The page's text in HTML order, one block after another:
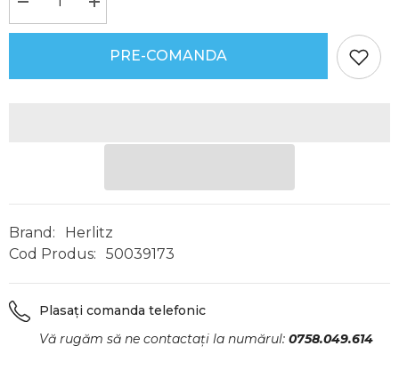
Reduceți
cantitatea
pentru
Creșteți
cantitatea
pentru
Necessaire
Herlitz
PRE-COMANDA
Brand:
Herlitz
Cod Produs:
50039173
Plasați comanda telefonic
Vă rugăm să ne contactați la numărul: 0758.049.614